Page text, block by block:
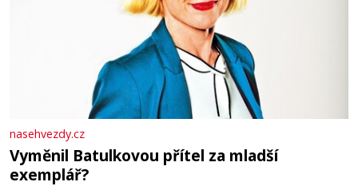
nasehvezdy.cz
Vyměnil Batulkovou přítel za mladší
exemplář?